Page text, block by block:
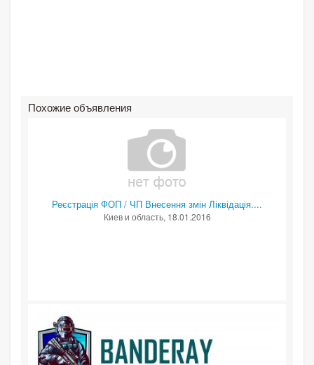
Похожие объявления
Реєстрація ФОП / ЧП Внесення змін Ліквідація....
Киев и область, 18.01.2016